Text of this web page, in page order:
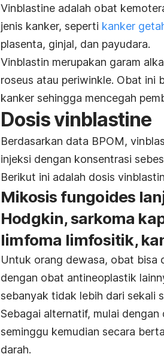
Vinblastine adalah obat
jenis kanker, seperti kanker
plasenta, ginjal, dan payudara.
Vinblastin merupakan garam
roseus atau periwinkle. Obat ini
kanker sehingga mencegah
Dosisvinblastine
Berdasarkan data BPOM,
injeksi dengan konsentrasi
Berikut ini adalah dosis
Mikosis fungoides
Hodgkin, sarkoma
limfoma limfositik,
Untuk orang dewasa, obat bisa
dengan obat antineoplastik
sebanyak tidak lebih dari sekali
Sebagai alternatif, mulai
seminggu kemudian secara
darah.